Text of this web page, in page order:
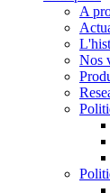
A
Nos